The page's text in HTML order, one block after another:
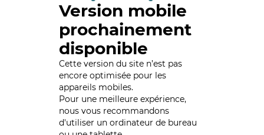
Version mobile
prochainement
disponible
Cette version du site n’est pas
encore optimisée pour les
appareils mobiles.
Pour une meilleure expérience,
nous vous recommandons
d'utiliser un ordinateur de bureau